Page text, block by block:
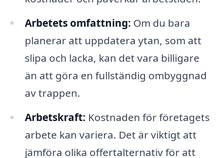
Arbetets omfattning: Om du bara
planerar att uppdatera ytan, som att
slipa och lacka, kan det vara billigare
än att göra en fullständig ombyggnad
av trappen.
Arbetskraft: Kostnaden för företagets
arbete kan variera. Det är viktigt att
jämföra olika offertalternativ för att